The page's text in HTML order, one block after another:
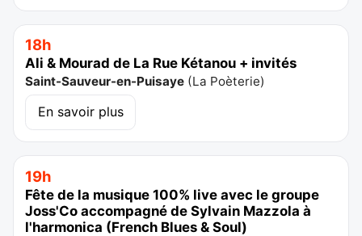
18h
Ali & Mourad de La Rue Kétanou + invités
Saint-Sauveur-en-Puisaye (La Poèterie)
En savoir plus
19h
Fête de la musique 100% live avec le groupe
Joss'Co accompagné de Sylvain Mazzola à
l'harmonica (French Blues & Soul)